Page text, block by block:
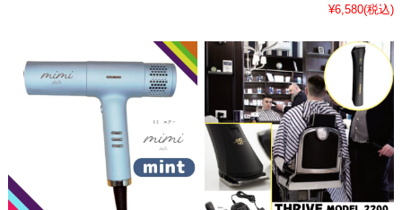
¥6,580(税込)